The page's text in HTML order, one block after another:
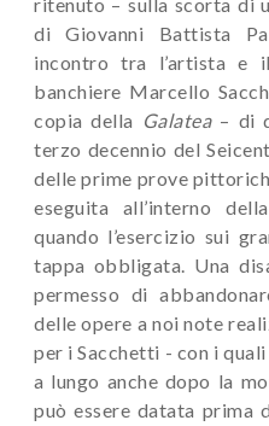
ritenuto – sulla scorta di
di Giovanni Battista
incontro tra l’artista e
banchiere Marcello
copia della Galatea– di
terzo decennio del
delle prime prove
eseguita all’interno
quando l’esercizio sui
tappa obbligata. Una
permesso di
delle opere a noi note
per i Sacchetti - con i
a lungo anche dopo la
può essere datata prima